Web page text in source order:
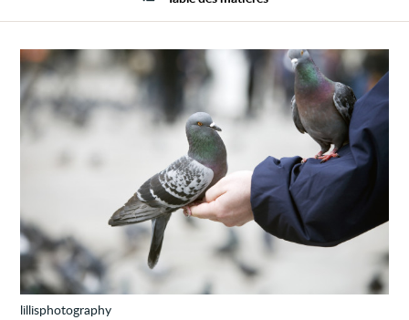
lillisphotography